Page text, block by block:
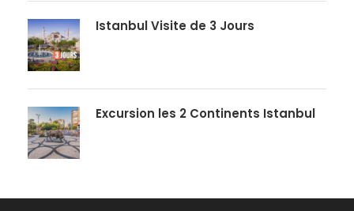
Istanbul Visite de 3 Jours
Excursion les 2 Continents Istanbul